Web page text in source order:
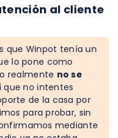
al cliente
que Winpot tenía un
lo pone como
realmente no se
que no intentes
de la casa por
para probar, sin
mediante